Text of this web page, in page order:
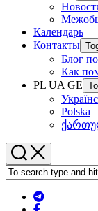
Календарь
Контакты
Блог
Как
PL UA GE
Polska